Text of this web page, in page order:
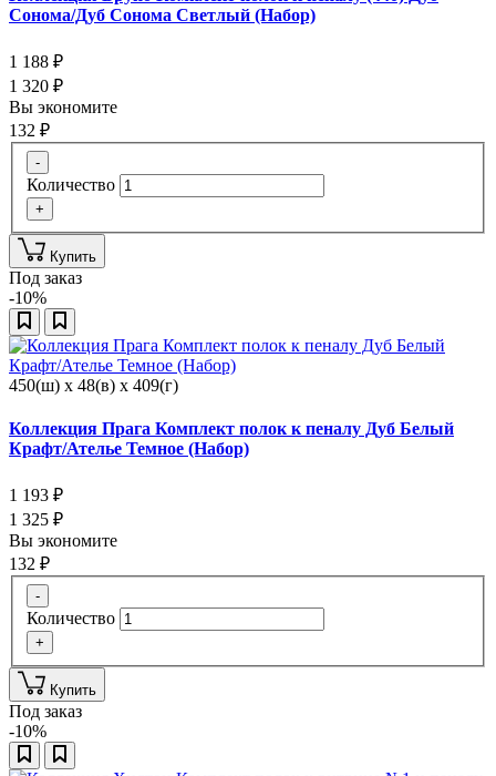
Сонома/Дуб Сонома Светлый (Набор)
1 188 ₽
1 320 ₽
Вы экономите
132 ₽
-
Количество
+
Купить
Под заказ
-10%
450(ш) x 48(в) x 409(г)
Коллекция Прага Комплект полок к пеналу Дуб Белый
Крафт/Ателье Темное (Набор)
1 193 ₽
1 325 ₽
Вы экономите
132 ₽
-
Количество
+
Купить
Под заказ
-10%